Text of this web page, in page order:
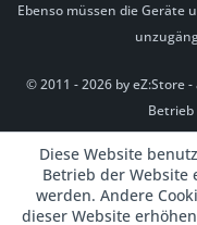
Ebenso müssen die Geräte
© 2011 - 2026 by eZ:Store
Diese Website
Betrieb der
werden. Andere
dieser Website